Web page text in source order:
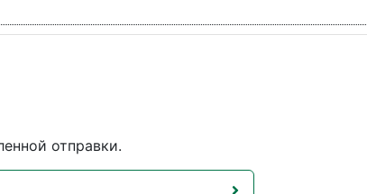
отправки.